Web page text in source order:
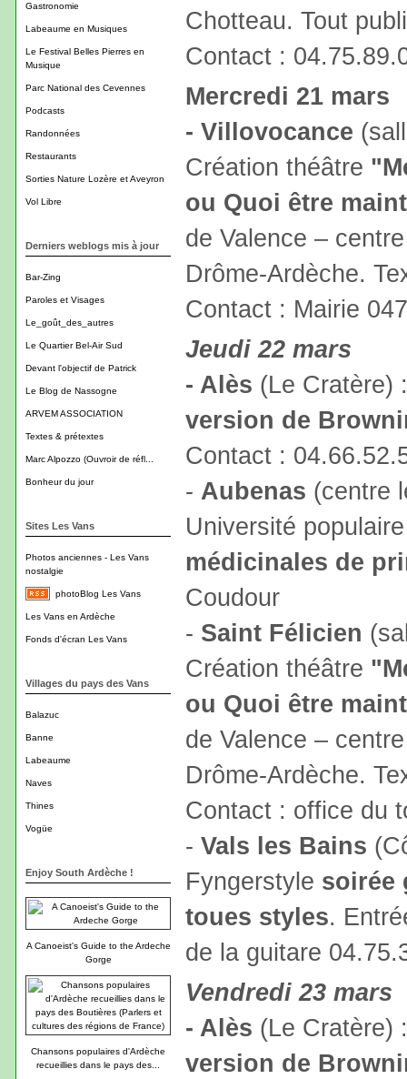
Gastronomie
Labeaume en Musiques
Le Festival Belles Pierres en
Musique
Parc National des Cevennes
Podcasts
Randonnées
Restaurants
Sorties Nature Lozère et Aveyron
Vol Libre
Derniers weblogs mis à jour
Bar-Zing
Paroles et Visages
Le_goût_des_autres
Le Quartier Bel-Air Sud
Devant l'objectif de Patrick
Le Blog de Nassogne
ARVEM ASSOCIATION
Textes & prétextes
Marc Alpozzo (Ouvroir de réfl...
Bonheur du jour
Sites Les Vans
Photos anciennes - Les Vans
nostalgie
photoBlog Les Vans
Les Vans en Ardèche
Fonds d'écran Les Vans
Villages du pays des Vans
Balazuc
Banne
Labeaume
Naves
Thines
Vogüe
Enjoy South Ardèche !
A Canoeist's Guide to the Ardeche
Gorge
Chansons populaires d'Ardèche
recueillies dans le pays des...
Chotteau. Tout
Contact :
Mercredi 21 mars
- Villovocance
Création théâtre
ou Quoi être
de Valence –
Drôme-Ardèche.
Contact : Mairie
Jeudi 22 mars
- Alès (Le Cratère)
version de
Contact :
- Aubenas (centre
Université
médicinales de
Coudour
- Saint Félicien
Création théâtre
ou Quoi être
de Valence –
Drôme-Ardèche.
Contact : office du
- Vals les Bains
Fyngerstyle soirée
toues styles.
de la guitare
Vendredi 23 mars
- Alès (Le Cratère)
version de